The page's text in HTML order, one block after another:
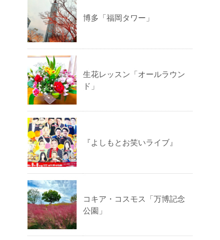
博多「福岡タワー」
生花レッスン「オールラウン
ド」
『よしもとお笑いライブ』
コキア・コスモス「万博記念
公園」